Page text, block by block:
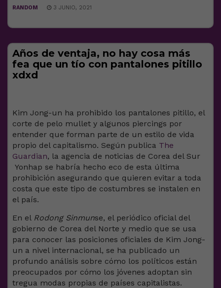
RANDOM 3 JUNIO, 2021
Años de ventaja, no hay cosa más
fea que un tío con pantalones pitillo
xdxd
Kim Jong-un ha prohibido los pantalones pitillo, el
corte de pelo mullet y algunos piercings por
entender que forman parte de un estilo de vida
propio del capitalismo. Según publica The
Guardian, la agencia de noticias de Corea del Sur
Yonhap se habría hecho eco de esta última
prohibición asegurando que quieren evitar a toda
costa que este tipo de costumbres se instalen en
el país.
En el Rodong Sinmunse, el periódico oficial del
gobierno de Corea del Norte y medio que se usa
para conocer las posiciones oficiales de Kim Jong-
un a nivel internacional, se ha publicado un
profundo análisis sobre cómo los políticos están
preocupados por cómo los jóvenes adoptan sin
tregua modas propias de países capitalistas.